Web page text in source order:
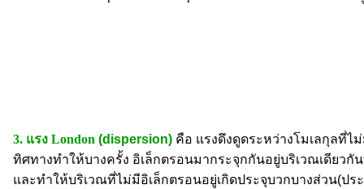
3. แรง London (dispersion) คือ แรงดึงดูดระหว่างโมเลกุลที่ไ
ทิศทางทำให้บางครั้ง อิเล็กตรอนมากระจุกกันอยู่บริเวณเดียว
และทำให้บริเวณที่ไม่มีอิเล็กตรอนอยู่เกิดประจุบวกบางส่วน(ป